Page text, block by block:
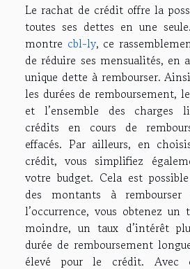
Le rachat de crédit offre la
toutes ses dettes en une
montre cbl-ly, ce
de réduire ses mensualités, en
unique dette à rembourser.
les durées de remboursement,
et l’ensemble des charges
crédits en cours de
effacés. Par ailleurs, en
crédit, vous simplifiez
votre budget. Cela est
des montants à
l’occurrence, vous obtenez un
moindre, un taux d’intérêt
durée de remboursement
élevé pour le crédit.